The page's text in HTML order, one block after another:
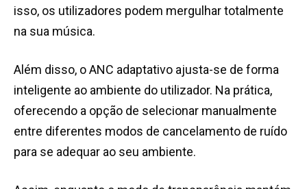
isso, os utilizadores podem mergulhar totalmente
na sua música.
Além disso, o ANC adaptativo ajusta-se de forma
inteligente ao ambiente do utilizador. Na prática,
oferecendo a opção de selecionar manualmente
entre diferentes modos de cancelamento de ruído
para se adequar ao seu ambiente.